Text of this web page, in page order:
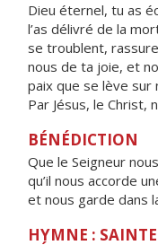
Dieu éternel, tu as
l’as délivré de la
se troublent,
nous de ta joie, et
paix que se lève sur
Par Jésus, le Christ,
BÉNÉDICTION
Que le Seigneur
qu’il nous accorde
et nous garde dans
HYMNE :